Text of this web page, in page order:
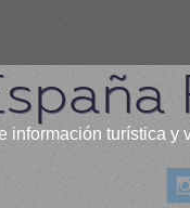
información turística y